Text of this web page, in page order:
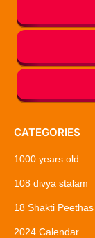
CATEGORIES
1000 years old
108 divya stalam
18 Shakti Peethas
2024 Calendar